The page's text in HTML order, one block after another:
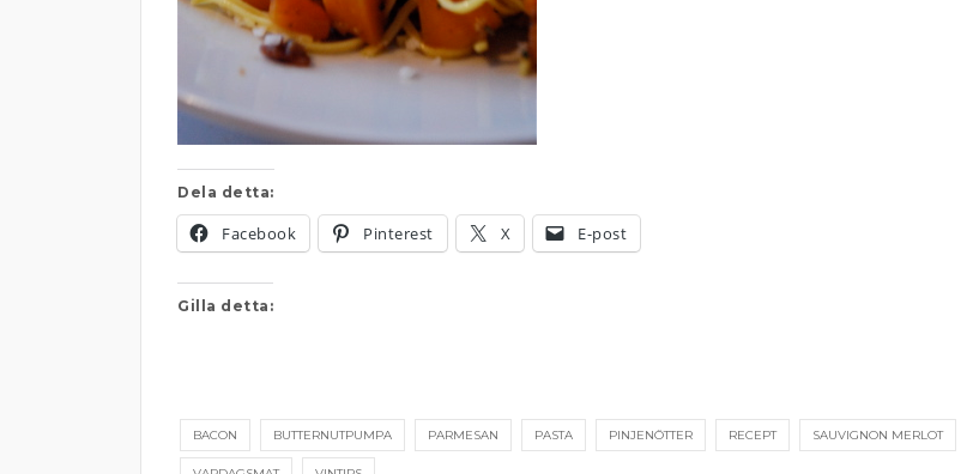
Dela detta:
Facebook Pinterest X E-post
Gilla detta:
BACON BUTTERNUTPUMPA PARMESAN PASTA PINJENÖTTER RECEPT SAUVIGNON MERLOT